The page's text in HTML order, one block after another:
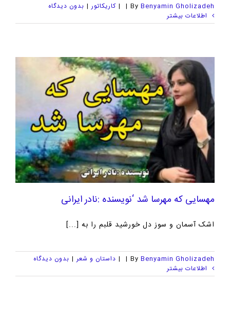
By Benyamin Gholizadeh
|
| کاریکاتور | بدون ديدگاه
اطلاعات بیشتر
مهسایی که مهرسا شد ‘نویسنده :نادر ایرانی
اشک آسمان و سوز دل خورشید قلبم را به [...]
By Benyamin Gholizadeh
|
| داستان و شعر | بدون ديدگاه
اطلاعات بیشتر